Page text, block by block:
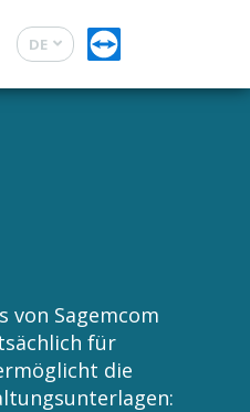
DE
von Sagemcom
für
die